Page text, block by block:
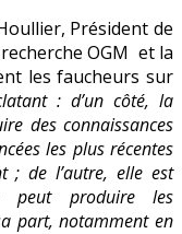
Président de
OGM et la
les faucheurs sur
: d’un côté, la
des connaissances
les plus récentes
; de l’autre, elle est
peut produire les
part, notamment en